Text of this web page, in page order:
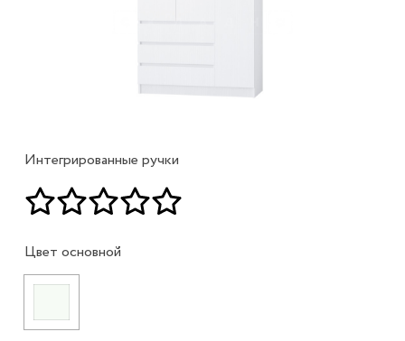
Интегрированные ручки
Цвет основной